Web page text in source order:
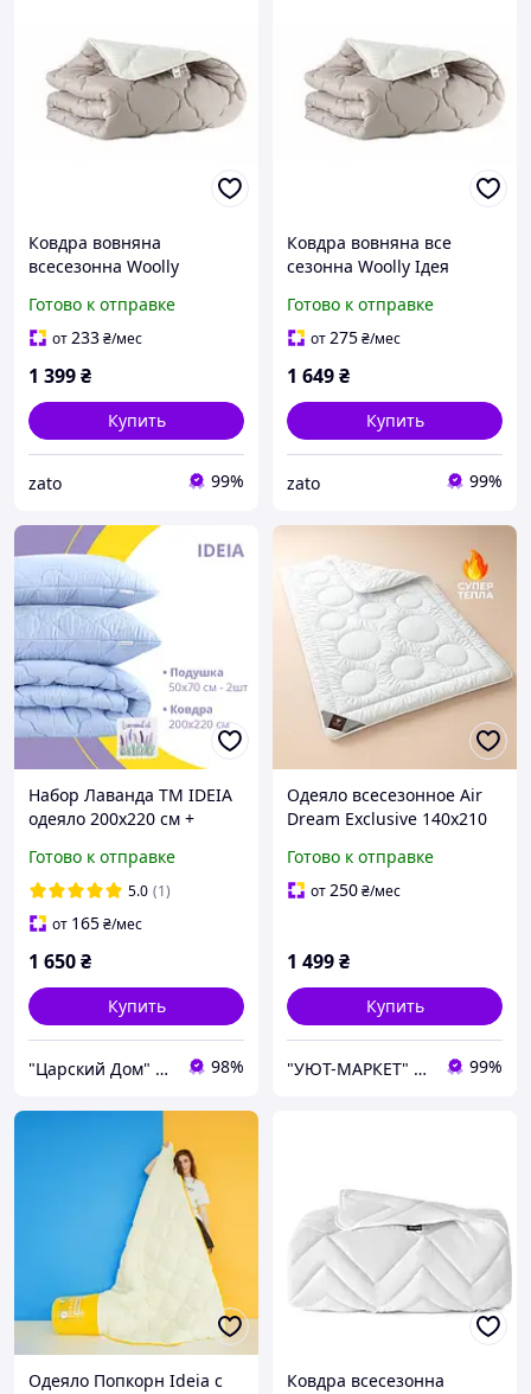
Ковдра вовняна
всесезонна Woolly
Готово к отправке
от233₴/мес
1 399₴
Купить
zato 99%
Ковдра вовняна все
сезонна Woolly Ідея
Готово к отправке
от275₴/мес
1 649₴
Купить
zato 99%
Набор Лаванда ТМ IDEIA
одеяло 200х220 см +
Готово к отправке
5.0 (1)
от 165₴/мес
1 650₴
Купить
"Царский Дом" - производитель постельного белья из натуральных тканей 98%
Одеяло всесезонное Air
Dream Exclusive 140х210
антиаллергенное
Готово к отправке
от250₴/мес
1 499₴
Купить
"УЮТ-МАРКЕТ" интернет-магазин 99%
Одеяло Попкорн Ideia с
Ковдра всесезонна